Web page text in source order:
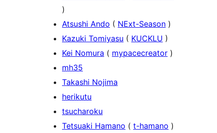
)
Atsushi Ando ( NExt-Season )
Kazuki Tomiyasu ( KUCKLU )
Kei Nomura ( mypacecreator )
mh35
Takashi Nojima
herikutu
tsucharoku
Tetsuaki Hamano ( t-hamano )